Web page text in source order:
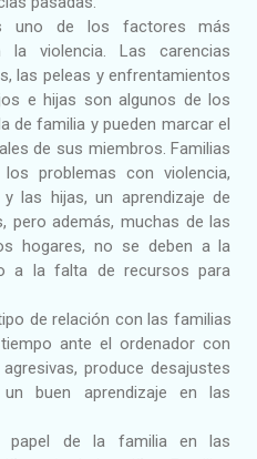
uno de los factores más
la violencia. Las carencias
las peleas y enfrentamientos
e hijas son algunos de los
de familia y pueden marcar el
de sus miembros. Familias
problemas con violencia,
las hijas, un aprendizaje de
además, muchas de las
hogares, no se deben a la
a la falta de recursos para
de relación con las familias
ante el ordenador con
produce desajustes
buen aprendizaje en las
papel de la familia en las